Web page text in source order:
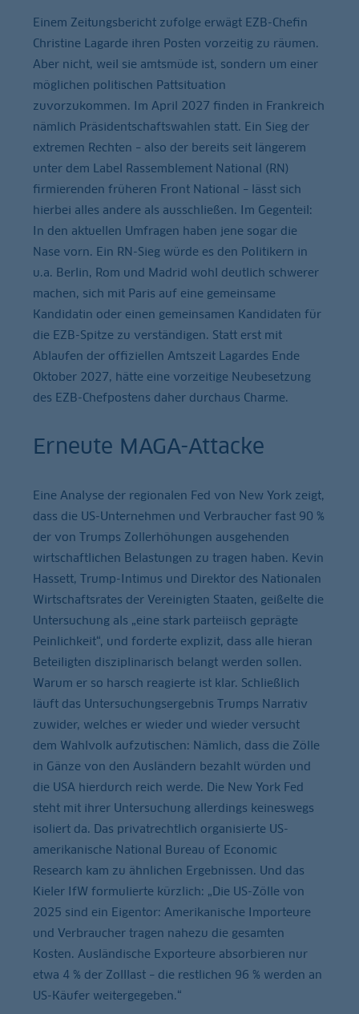
Einem Zeitungsbericht zufolge erwägt EZB-Chefin
Christine Lagarde ihren Posten vorzeitig zu räumen.
Aber nicht, weil sie amtsmüde ist, sondern um einer
möglichen politischen Pattsituation
zuvorzukommen. Im April 2027 finden in Frankreich
nämlich Präsidentschaftswahlen statt. Ein Sieg der
extremen Rechten – also der bereits seit längerem
unter dem Label Rassemblement National (RN)
firmierenden früheren Front National – lässt sich
hierbei alles andere als ausschließen. Im Gegenteil:
In den aktuellen Umfragen haben jene sogar die
Nase vorn. Ein RN-Sieg würde es den Politikern in
u.a. Berlin, Rom und Madrid wohl deutlich schwerer
machen, sich mit Paris auf eine gemeinsame
Kandidatin oder einen gemeinsamen Kandidaten für
die EZB-Spitze zu verständigen. Statt erst mit
Ablaufen der offiziellen Amtszeit Lagardes Ende
Oktober 2027, hätte eine vorzeitige Neubesetzung
des EZB-Chefpostens daher durchaus Charme.
Erneute MAGA-Attacke
Eine Analyse der regionalen Fed von New York zeigt,
dass die US-Unternehmen und Verbraucher fast 90 %
der von Trumps Zollerhöhungen ausgehenden
wirtschaftlichen Belastungen zu tragen haben. Kevin
Hassett, Trump-Intimus und Direktor des Nationalen
Wirtschaftsrates der Vereinigten Staaten, geißelte die
Untersuchung als „eine stark parteiisch geprägte
Peinlichkeit“, und forderte explizit, dass alle hieran
Beteiligten disziplinarisch belangt werden sollen.
Warum er so harsch reagierte ist klar. Schließlich
läuft das Untersuchungsergebnis Trumps Narrativ
zuwider, welches er wieder und wieder versucht
dem Wahlvolk aufzutischen: Nämlich, dass die Zölle
in Gänze von den Ausländern bezahlt würden und
die USA hierdurch reich werde. Die New York Fed
steht mit ihrer Untersuchung allerdings keineswegs
isoliert da. Das privatrechtlich organisierte US-
amerikanische National Bureau of Economic
Research kam zu ähnlichen Ergebnissen. Und das
Kieler IfW formulierte kürzlich: „Die US-Zölle von
2025 sind ein Eigentor: Amerikanische Importeure
und Verbraucher tragen nahezu die gesamten
Kosten. Ausländische Exporteure absorbieren nur
etwa 4 % der Zolllast – die restlichen 96 % werden an
US-Käufer weitergegeben.“